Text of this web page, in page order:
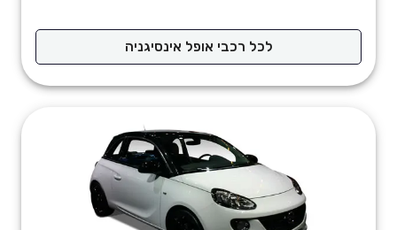
לכל רכבי אופל אינסיגניה